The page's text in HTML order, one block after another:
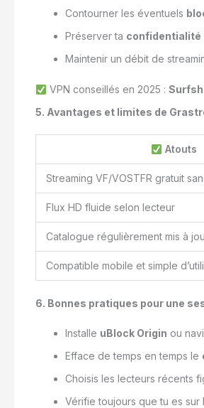
Contourner les éventuels
Préserver ta confidentialité
Maintenir un débit de
VPN conseillés en 2025 :
5. Avantages et limites de
Atouts
Streaming VF/VOSTFR gratuit
Flux HD fluide selon lecteur
Catalogue régulièrement mis à
Compatible mobile et simple
6. Bonnes pratiques pour une
Installe uBlock Origin ou
Efface de temps en temps le
Choisis les lecteurs récents
Vérifie toujours que tu es sur